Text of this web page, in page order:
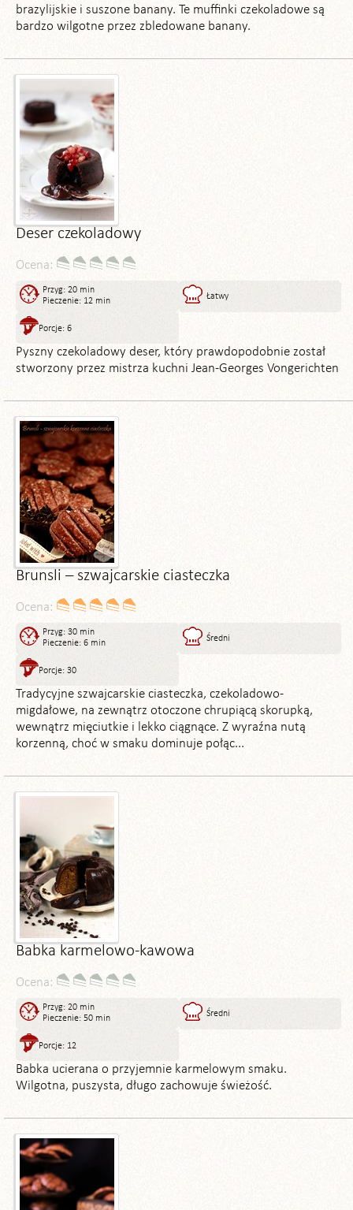
brazylijskie i suszone banany. Te muffinki czekoladowe są
bardzo wilgotne przez zbledowane banany.
Deser czekoladowy
Ocena:
Przyg: 20 min
Pieczenie: 12 min
Łatwy
Porcje: 6
Pyszny czekoladowy deser, który prawdopodobnie został
stworzony przez mistrza kuchni Jean-Georges Vongerichten
Brunsli – szwajcarskie ciasteczka
Ocena:
Przyg: 30 min
Pieczenie: 6 min
Średni
Porcje: 30
Tradycyjne szwajcarskie ciasteczka, czekoladowo-
migdałowe, na zewnątrz otoczone chrupiącą skorupką,
wewnątrz mięciutkie i lekko ciągnące. Z wyraźna nutą
korzenną, choć w smaku dominuje połąc...
Babka karmelowo-kawowa
Ocena:
Przyg: 20 min
Pieczenie: 50 min
Średni
Porcje: 12
Babka ucierana o przyjemnie karmelowym smaku.
Wilgotna, puszysta, długo zachowuje świeżość.